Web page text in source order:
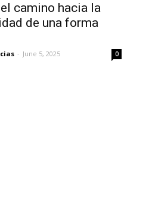
camino hacia la
de una forma
- June 5, 2025 0